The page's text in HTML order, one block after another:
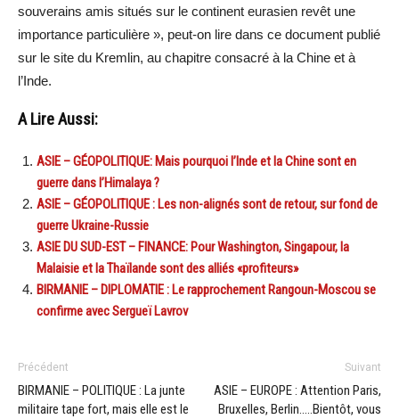
souverains amis situés sur le continent eurasien revêt une
importance particulière », peut-on lire dans ce document publié
sur le site du Kremlin, au chapitre consacré à la Chine et à
l’Inde.
A Lire Aussi:
ASIE – GÉOPOLITIQUE: Mais pourquoi l’Inde et la Chine sont en
guerre dans l’Himalaya ?
ASIE – GÉOPOLITIQUE : Les non-alignés sont de retour, sur fond de
guerre Ukraine-Russie
ASIE DU SUD-EST – FINANCE: Pour Washington, Singapour, la
Malaisie et la Thaïlande sont des alliés «profiteurs»
BIRMANIE – DIPLOMATIE : Le rapprochement Rangoun-Moscou se
confirme avec Sergueï Lavrov
Précédent
BIRMANIE – POLITIQUE : La junte
militaire tape fort, mais elle est le
Suivant
ASIE – EUROPE : Attention Paris,
Bruxelles, Berlin…..Bientôt, vous